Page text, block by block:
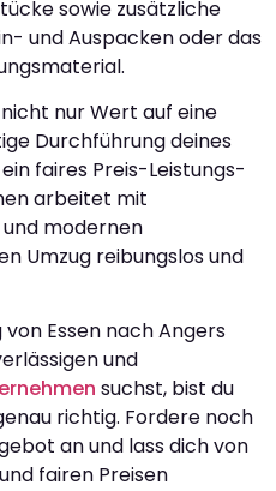
sowie zusätzliche
und Auspacken oder das
nur Wert auf eine
Durchführung deines
faires Preis-Leistungs-
arbeitet mit
modernen
Umzug reibungslos und
Essen nach Angers
und
suchst, bist du
richtig. Fordere noch
an und lass dich von
fairen Preisen